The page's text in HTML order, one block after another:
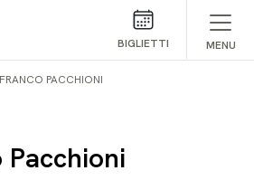
BIGLIETTI MENU
PACCHIONI